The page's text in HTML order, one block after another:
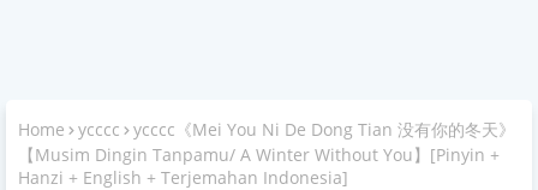
Home ycccc
ycccc《Mei You Ni De Dong Tian 没有你的冬天》
【Musim Dingin Tanpamu/ A Winter Without You】[Pinyin +
Hanzi + English + Terjemahan Indonesia]